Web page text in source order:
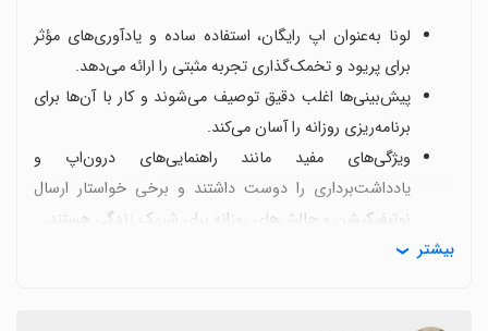
لونا به‌عنوان اپ رایگان، استفاده ساده و یادآوری‌های مؤثر
برای پریود و تخمک‌گذاری تجربه مثبتی را ارائه می‌دهد.
پیش‌بینی‌ها اغلب دقیق توصیف می‌شوند و کار با آن‌ها برای
برنامه‌ریزی روزانه را آسان می‌کند.
ویژگی‌های مفید مانند راهنمایی‌های درون‌اپ و
یادداشت‌برداری را دوست داشتند و برخی خواستار ارسال
نوتیفیکیشن و چالش‌های روزانه برای شریک زندگی هستند.
برخی کاربران خواهان امکان ثبت حالات روحی و وضعیت بیشتر